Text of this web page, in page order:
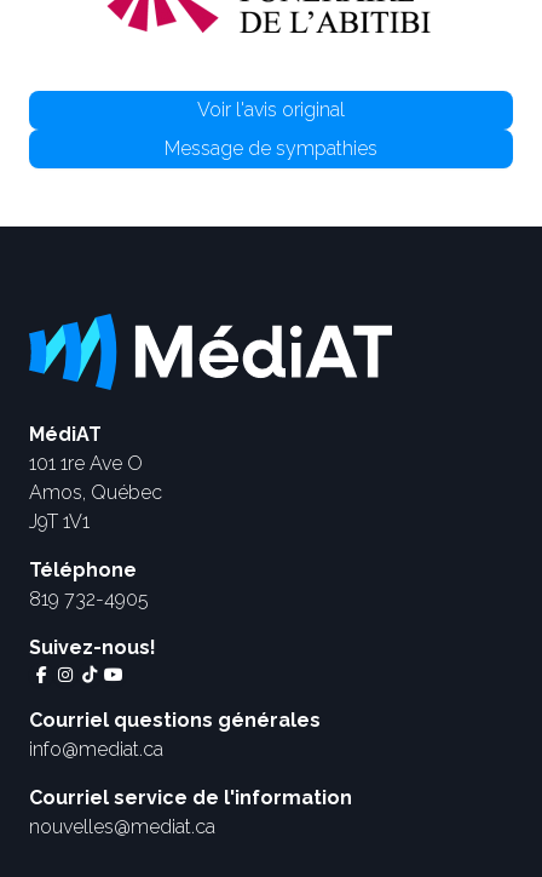
Voir l'avis original
Message de sympathies
MédiAT
101 1re Ave O
Amos, Québec
J9T 1V1
Téléphone
819 732-4905
Suivez-nous!
Courriel questions générales
info@mediat.ca
Courriel service de l'information
nouvelles@mediat.ca